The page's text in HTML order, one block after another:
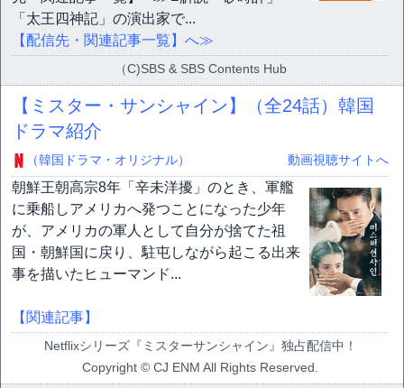
「太王四神記」の演出家で...
【配信先・関連記事一覧】へ≫
（C)SBS & SBS Contents Hub
【ミスター・サンシャイン】（全24話）韓国
ドラマ紹介
（韓国ドラマ・オリジナル） 動画視聴サイトへ
朝鮮王朝高宗8年「辛未洋擾」のとき、軍艦
に乗船しアメリカへ発つことになった少年
が、アメリカの軍人として自分が捨てた祖
国・朝鮮国に戻り、駐屯しながら起こる出来
事を描いたヒューマンド...
【関連記事】
Netflixシリーズ『ミスターサンシャイン』独占配信中！
Copyright © CJ ENM All Rights Reserved.